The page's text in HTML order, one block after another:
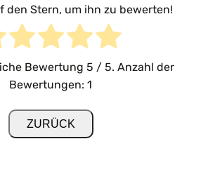
den Stern, um ihn zu bewerten!
Bewertung 5 / 5. Anzahl der
Bewertungen: 1